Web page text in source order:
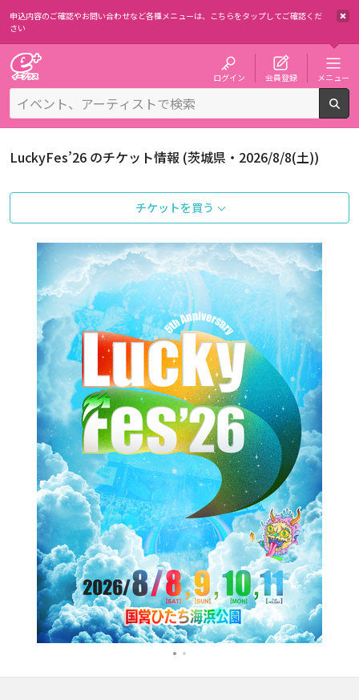
申込内容のご確認やお問い合わせなど各種メニューは、 こちらをタップしてご確認くだ
さい
ログイン 会員登録 メニュー
LuckyFes’26 のチケット情報 (茨城県・2026/8/8(土))
チケットを買う
1 2